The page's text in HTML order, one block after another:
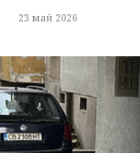
23 май 2026